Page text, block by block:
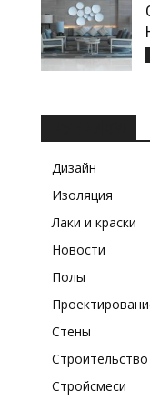
Дизайн
Изоляция
Лаки и краски
Новости
Полы
Стены
Строительство
Стройсмеси